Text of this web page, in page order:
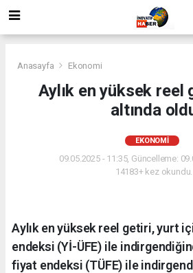
Anasayfa Ekonomi
Aylık en yüksek reel
altında
EKONOMI
09.05.2025 - 11:35, Güncelleme:
14183+ kez okundu.
Aylık en yüksek reel getiri, yurt
endeksi (Yİ-ÜFE) ile
fiyat endeksi (TÜFE) ile